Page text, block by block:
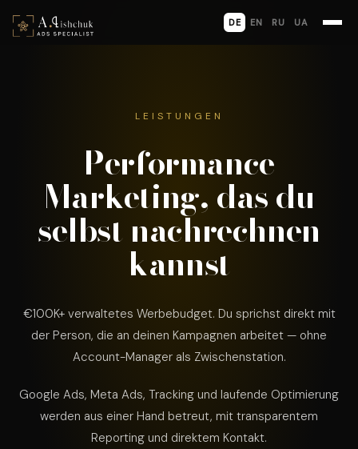
DE EN RU UA
LEISTUNGEN
Performance
Marketing, das du
selbst nachrechnen
kannst
€100K+ verwaltetes Werbebudget. Du sprichst direkt mit
der Person, die an deinen Kampagnen arbeitet — ohne
Account-Manager als Zwischenstation.
Google Ads, Meta Ads, Tracking und laufende Optimierung
werden aus einer Hand betreut, mit transparentem
Reporting und direktem Kontakt.